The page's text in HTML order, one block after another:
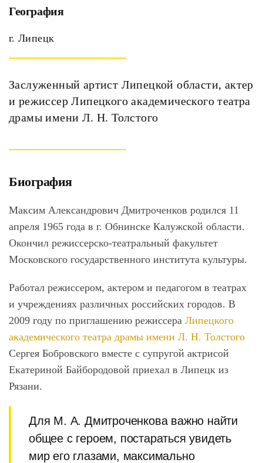
Заслуженный артист Липецкой области, актер
и режиссер Липецкого академического театра
драмы имени Л. Н. Толстого
Биография
Максим Александрович Дмитроченков родился 11
апреля 1965 года в г. Обнинске Калужской области.
Окончил режиссерско-театральный факультет
Московского государственного института культуры.
Работал режиссером, актером и педагогом в театрах
и учреждениях различных российских городов. В
2009 году по приглашению режиссера Липецкого
академического театра драмы имени Л. Н. Толстого
Сергея Бобровского вместе с супругой актрисой
Екатериной Байбородовой приехал в Липецк из
Рязани.
Для М. А. Дмитроченкова важно найти
общее с героем, постараться увидеть
мир его глазами, максимально
География
г. Липецк